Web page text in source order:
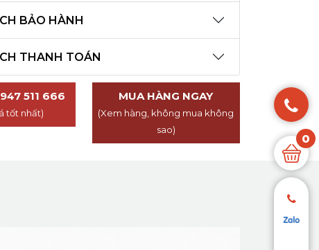
BẢO HÀNH
THANH TOÁN
511 666
tốt nhất)
MUA HÀNG NGAY
(Xem hàng, không mua không
sao)
0